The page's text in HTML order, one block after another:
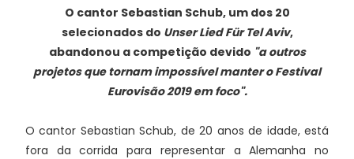
O cantor Sebastian Schub, um dos 20
selecionados do Unser Lied Für Tel Aviv,
abandonou a competição devido "a outros
projetos que tornam impossível manter o Festival
Eurovisão 2019 em foco".
O cantor Sebastian Schub, de 20 anos de idade, está
fora da corrida para representar a Alemanha no